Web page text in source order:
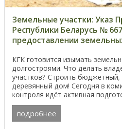
Земельные участки: Указ
Республики Беларусь №
предоставлении
КГК готовится изымать
долгостроями. Что делать
участков? Строить
деревянный дом! Сегодня в
контроля идёт активная
законодательные ...
подробнее